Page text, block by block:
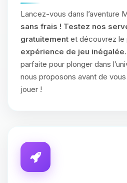
Lancez-vous dans l’aventure
sans frais ! Testez nos
gratuitement et découvrez le
expérience de jeu inégalée
parfaite pour plonger dans
nous proposons avant de
jouer !